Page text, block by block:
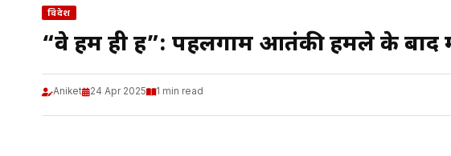
विदेश
“वे हम ही हैं”: पहलगाम आतंकी हमले के बाद
Aniket 24 Apr 2025 1 min read